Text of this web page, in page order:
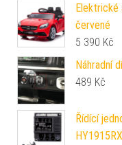
Elektrické
červené
5 390 Kč
Náhradní
489 Kč
Řídící